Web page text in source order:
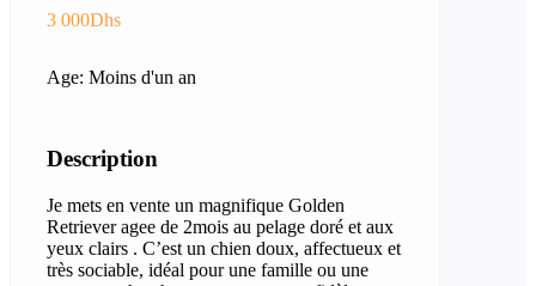
3 000Dhs
Age: Moins d'un an
Description
Je mets en vente un magnifique Golden
Retriever agee de 2mois au pelage doré et aux
yeux clairs . C’est un chien doux, affectueux et
très sociable, idéal pour une famille ou une